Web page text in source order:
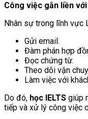
Công việc gắn liền
Nhân sự trong lĩnh vực
Gửi email.
Đàm phán hợp
Đọc chứng từ.
Theo dõi vận
Làm việc với
Do đó, học IELTS giúp
tiếp và xử lý công việc